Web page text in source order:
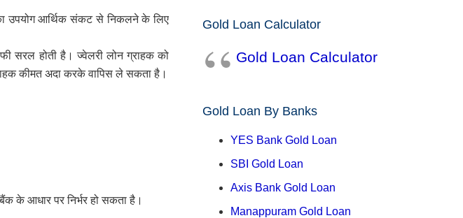
उपयोग आर्थिक संकट से निकलने के लिए
सरल होती है। ज्वेलरी लोन ग्राहक को
कीमत अदा करके वापिस ले सकता है।
के आधार पर निर्भर हो सकता है।
Gold Loan Calculator
Gold Loan Calculator
Gold Loan By Banks
YES Bank Gold Loan
SBI Gold Loan
Axis Bank Gold Loan
Manappuram Gold Loan